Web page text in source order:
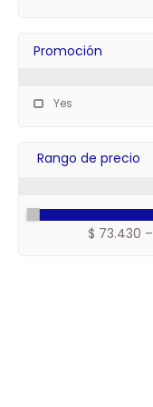
Tostadoras
Promoción
Yes
$ 73.430 –